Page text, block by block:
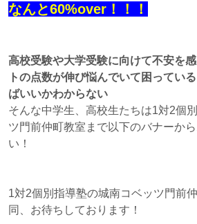
なんと60%over！！！
高校受験や大学受験に向けて不安を
トの点数が伸び悩んでいて困ってい
ばいいかわからない
そんな中学生、高校生たちは1対2個
ツ門前仲町教室まで以下のバナーか
い！
1対2個別指導塾の城南コベッツ門前
同、お待ちしております！